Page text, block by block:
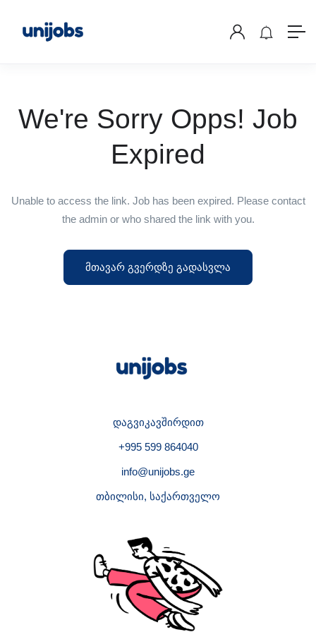
We're Sorry Opps! Job
Expired
Unable to access the link. Job has been expired. Please contact
the admin or who shared the link with you.
მთავარ გვერდზე გადასვლა
დაგვიკავშირდით
+995 599 864040
info@unijobs.ge
თბილისი, საქართველო